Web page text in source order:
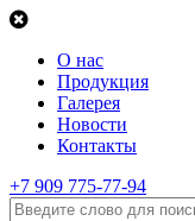
О нас
Продукция
Галерея
Новости
Контакты
+7 909 775-77-94